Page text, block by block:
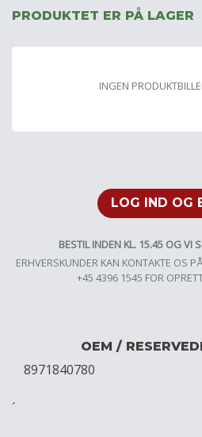
PRODUKTET ER PÅ LAGER
INGEN
LOG IND OG
BESTIL INDEN KL. 15.45 OG VI
ERHVERSKUNDER KAN KONTAKTE OS
+45 4396 1545 FOR
OEM /
8971840780
´